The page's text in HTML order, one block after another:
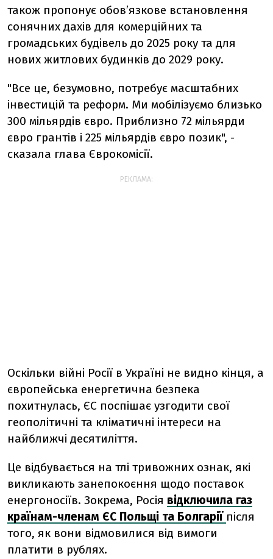
також пропонує обов’язкове встановлення
сонячних дахів для комерційних та
громадських будівель до 2025 року та для
нових житлових будинків до 2029 року.
"Все це, безумовно, потребує масштабних
інвестицій та реформ. Ми мобілізуємо близько
300 мільярдів євро. Приблизно 72 мільярди
євро грантів і 225 мільярдів євро позик", -
сказала глава Єврокомісії.
РЕКЛАМА:
Оскільки війні Росії в Україні не видно кінця, а
європейська енергетична безпека
похитнулась, ЄС поспішає узгодити свої
геополітичні та кліматичні інтереси на
найближчі десятиліття.
Це відбувається на тлі тривожних ознак, які
викликають занепокоєння щодо поставок
енергоносіїв. Зокрема, Росія відключила газ
країнам-членам ЄС Польщі та Болгарії після
того, як вони відмовилися від вимоги
платити в рублях.